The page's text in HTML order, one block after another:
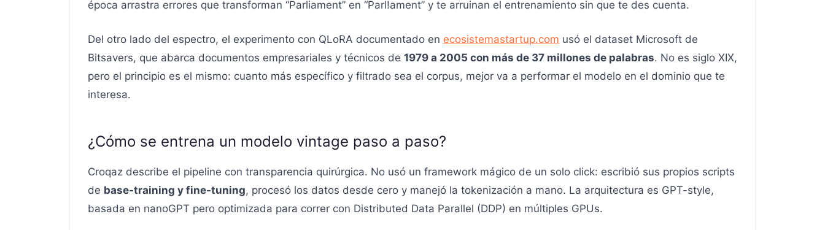
época arrastra errores que transforman “Parliament” en “Parl!ament” y te arruinan el entrenamiento sin que te des cuenta.
Del otro lado del espectro, el experimento con QLoRA documentado en ecosistemastartup.com usó el dataset Microsoft de
Bitsavers, que abarca documentos empresariales y técnicos de 1979 a 2005 con más de 37 millones de palabras. No es siglo XIX,
pero el principio es el mismo: cuanto más específico y filtrado sea el corpus, mejor va a performar el modelo en el dominio que te
interesa.
¿Cómo se entrena un modelo vintage paso a paso?
Croqaz describe el pipeline con transparencia quirúrgica. No usó un framework mágico de un solo click: escribió sus propios scripts
de base-training y fine-tuning, procesó los datos desde cero y manejó la tokenización a mano. La arquitectura es GPT-style,
basada en nanoGPT pero optimizada para correr con Distributed Data Parallel (DDP) en múltiples GPUs.